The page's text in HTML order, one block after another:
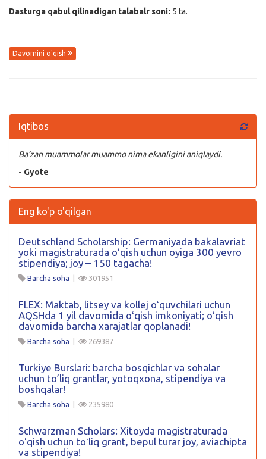
Dasturga qabul qilinadigan talabalr soni: 5 ta.
Davomini o'qish
Iqtibos
Ba’zan muammolar muammo nima ekanligini aniqlaydi.
- Gyote
Eng ko'p o'qilgan
Deutschland Scholarship: Germaniyada bakalavriat
yoki magistraturada oʻqish uchun oyiga 300 yevro
stipendiya; joy – 150 tagacha!
Barcha soha 301951
FLEX: Maktab, litsey va kollej oʻquvchilari uchun
AQSHda 1 yil davomida oʻqish imkoniyati; oʻqish
davomida barcha xarajatlar qoplanadi!
Barcha soha 269387
Turkiye Burslari: barcha bosqichlar va sohalar
uchun to’liq grantlar, yotoqxona, stipendiya va
boshqalar!
Barcha soha 235980
Schwarzman Scholars: Xitoyda magistraturada
oʻqish uchun toʻliq grant, bepul turar joy, aviachipta
va stipendiya!